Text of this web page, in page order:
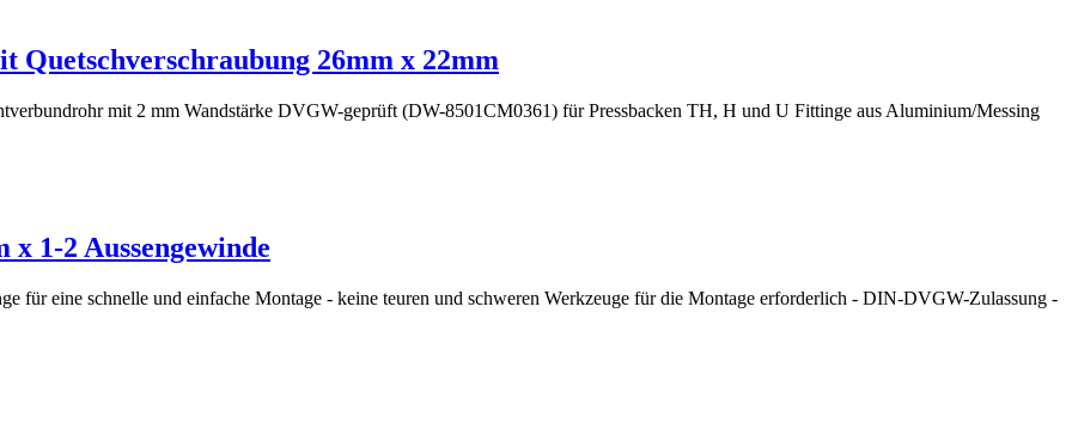
26mm x 22mm
mit 2 mm Wandstärke DVGW-geprüft (DW-8501CM0361) für Pressbacken TH, H und U Fittinge aus Aluminium/Messing
1-2 Aussengewinde
für eine schnelle und einfache Montage - keine teuren und schweren Werkzeuge für die Montage erforderlich - DIN-DVGW-Zulassung -